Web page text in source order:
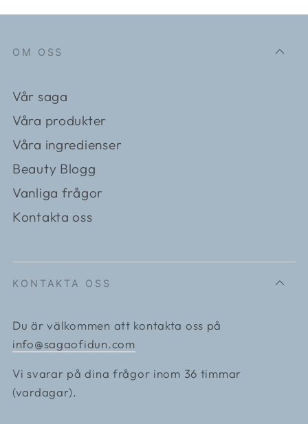
OM OSS
Vår saga
Våra produkter
Våra ingredienser
Beauty Blogg
Vanliga frågor
Kontakta oss
KONTAKTA OSS
Du är välkommen att kontakta oss på
info@sagaofidun.com
Vi svarar på dina frågor inom 36 timmar
(vardagar).